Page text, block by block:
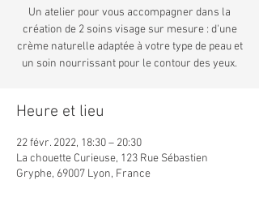
Un atelier pour vous accompagner dans la
création de 2 soins visage sur mesure : d'une
crème naturelle adaptée à votre type de peau et
un soin nourrissant pour le contour des yeux.
Heure et lieu
22 févr. 2022, 18:30 – 20:30
La chouette Curieuse, 123 Rue Sébastien
Gryphe, 69007 Lyon, France